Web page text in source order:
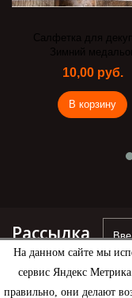
На данном сайте мы
сервис Яндекс
правильно, они делают
Салфетка для
Зимний
10,00 руб.
В корзину
Рассылка